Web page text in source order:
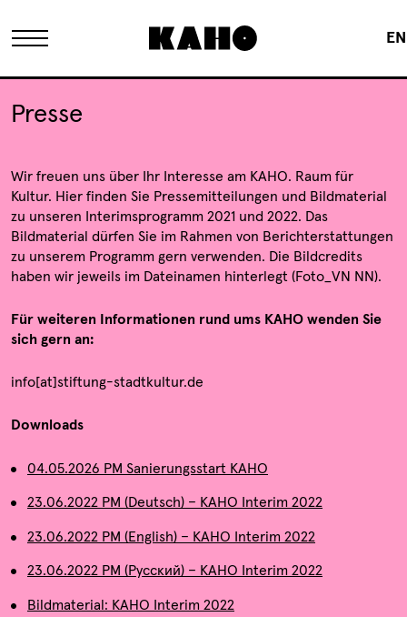
EN
Das KAHO
Historie
Eigentümer
FAQ
Sanierung
Kontakt
Presse
Presse
Wir freuen uns über Ihr Interesse am KAHO. Raum für
Kultur. Hier finden Sie Pressemitteilungen und Bildmaterial
zu unseren Interimsprogramm 2021 und 2022. Das
Bildmaterial dürfen Sie im Rahmen von Berichterstattungen
zu unserem Programm gern verwenden. Die Bildcredits
haben wir jeweils im Dateinamen hinterlegt (Foto_VN NN).
Für weiteren Informationen rund ums KAHO wenden Sie
sich gern an:
info[at]stiftung-stadtkultur.de
Downloads
04.05.2026 PM Sanierungsstart KAHO
23.06.2022 PM (Deutsch) – KAHO Interim 2022
23.06.2022 PM (English) – KAHO Interim 2022
23.06.2022 PM (Русский) – KAHO Interim 2022
Bildmaterial: KAHO Interim 2022